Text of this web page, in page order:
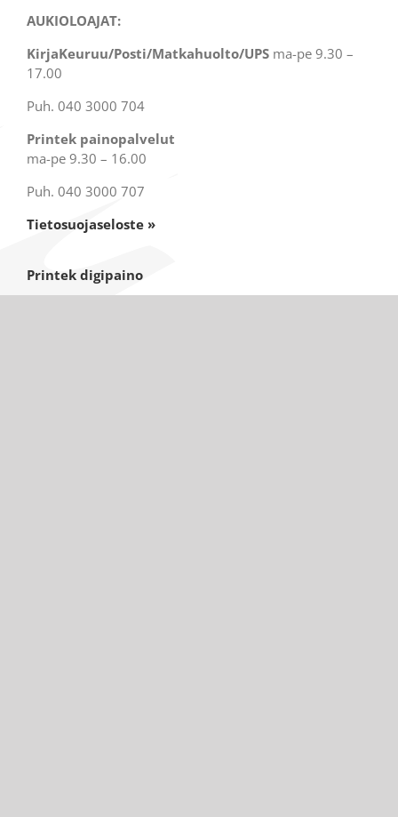
AUKIOLOAJAT:
KirjaKeuruu/Posti/Matkahuolto/UPSma-pe 9.30 –
17.00
Puh. 040 3000 704
Printek painopalvelut
ma-pe 9.30 – 16.00
Puh. 040 3000 707
Tietosuojaseloste »
Printek digipaino